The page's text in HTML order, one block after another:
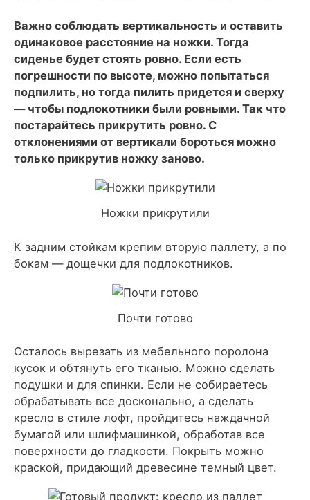
Важно соблюдать вертикальность и оставить
одинаковое расстояние на ножки. Тогда
сиденье будет стоять ровно. Если есть
погрешности по высоте, можно попытаться
подпилить, но тогда пилить придется и сверху
— чтобы подлокотники были ровными. Так что
постарайтесь прикрутить ровно. С
отклонениями от вертикали бороться можно
только прикрутив ножку заново.
Ножки прикрутили
К задним стойкам крепим вторую паллету, а по
бокам — дощечки для подлокотников.
Почти готово
Осталось вырезать из мебельного поролона
кусок и обтянуть его тканью. Можно сделать
подушки и для спинки. Если не собираетесь
обрабатывать все досконально, а сделать
кресло в стиле лофт, пройдитесь наждачной
бумагой или шлифмашинкой, обработав все
поверхности до гладкости. Покрыть можно
краской, придающий древесине темный цвет.